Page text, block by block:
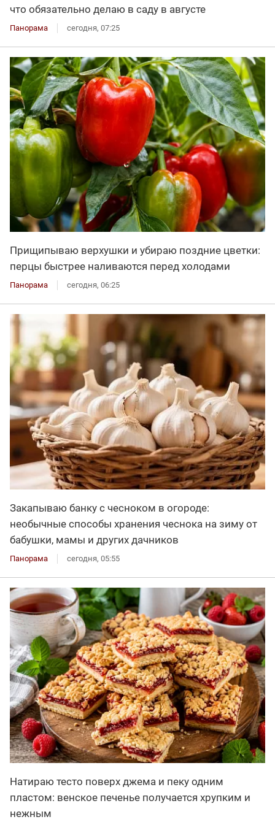
что обязательно делаю в саду в августе
Панорама сегодня, 07:25
Прищипываю верхушки и убираю поздние цветки:
перцы быстрее наливаются перед холодами
Панорама сегодня, 06:25
Закапываю банку с чесноком в огороде:
необычные способы хранения чеснока на зиму от
бабушки, мамы и других дачников
Панорама сегодня, 05:55
Натираю тесто поверх джема и пеку одним
пластом: венское печенье получается хрупким и
нежным